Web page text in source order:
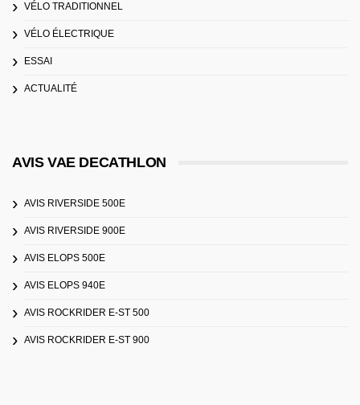
VÉLO TRADITIONNEL
VÉLO ÉLECTRIQUE
ESSAI
ACTUALITÉ
AVIS VAE DECATHLON
AVIS RIVERSIDE 500E
AVIS RIVERSIDE 900E
AVIS ELOPS 500E
AVIS ELOPS 940E
AVIS ROCKRIDER E-ST 500
AVIS ROCKRIDER E-ST 900